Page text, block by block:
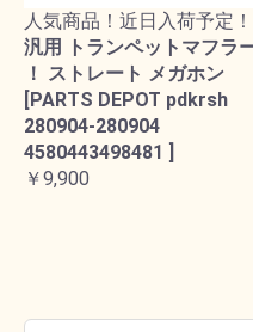
人気商品！近日入荷予定！
汎用 トランペットマフラ
！ ストレート メガホン
[PARTS DEPOT pdkrsh
280904-280904
4580443498481 ]
￥9,900